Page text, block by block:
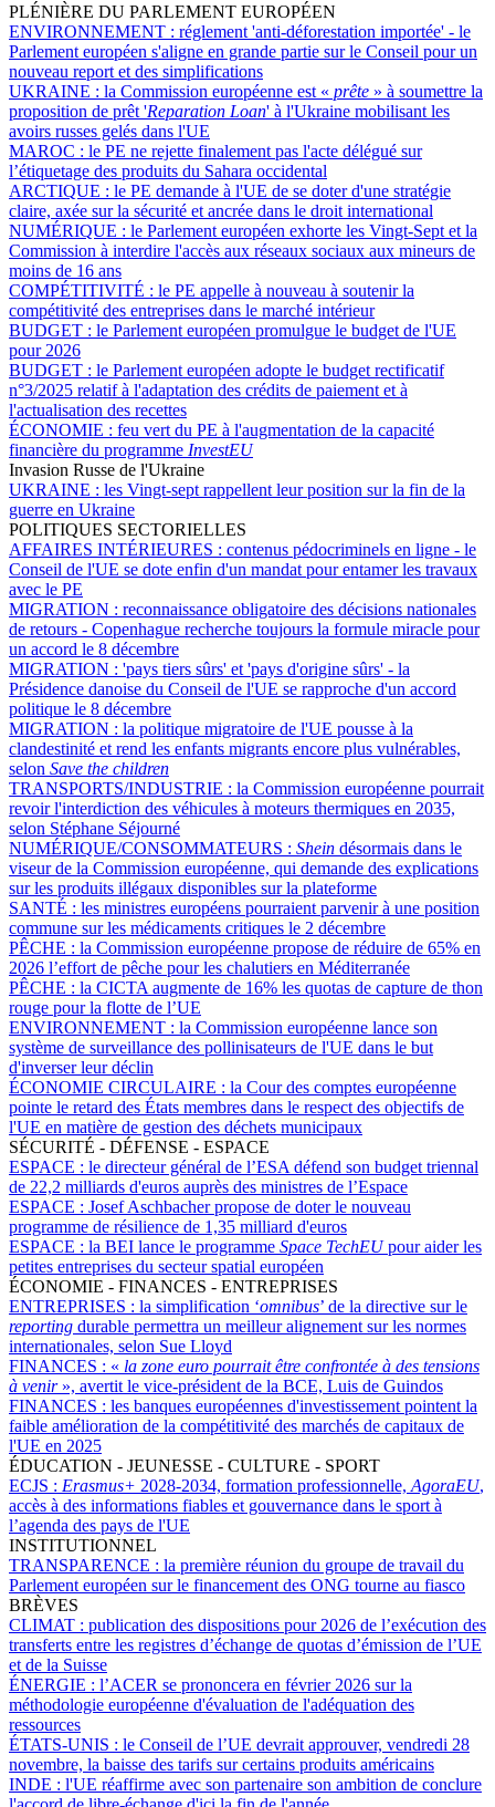
PLÉNIÈRE DU PARLEMENT EUROPÉEN
ENVIRONNEMENT : réglement 'anti-déforestation importée' - le
Parlement européen s'aligne en grande partie sur le Conseil pour un
nouveau report et des simplifications
UKRAINE : la Commission européenne est « prête » à soumettre la
proposition de prêt 'Reparation Loan' à l'Ukraine mobilisant les
avoirs russes gelés dans l'UE
MAROC : le PE ne rejette finalement pas l'acte délégué sur
l’étiquetage des produits du Sahara occidental
ARCTIQUE : le PE demande à l'UE de se doter d'une stratégie
claire, axée sur la sécurité et ancrée dans le droit international
NUMÉRIQUE : le Parlement européen exhorte les Vingt-Sept et la
Commission à interdire l'accès aux réseaux sociaux aux mineurs de
moins de 16 ans
COMPÉTITIVITÉ : le PE appelle à nouveau à soutenir la
compétitivité des entreprises dans le marché intérieur
BUDGET : le Parlement européen promulgue le budget de l'UE
pour 2026
BUDGET : le Parlement européen adopte le budget rectificatif
n°3/2025 relatif à l'adaptation des crédits de paiement et à
l'actualisation des recettes
ÉCONOMIE : feu vert du PE à l'augmentation de la capacité
financière du programme InvestEU
Invasion Russe de l'Ukraine
UKRAINE : les Vingt-sept rappellent leur position sur la fin de la
guerre en Ukraine
POLITIQUES SECTORIELLES
AFFAIRES INTÉRIEURES : contenus pédocriminels en ligne - le
Conseil de l'UE se dote enfin d'un mandat pour entamer les travaux
avec le PE
MIGRATION : reconnaissance obligatoire des décisions nationales
de retours - Copenhague recherche toujours la formule miracle pour
un accord le 8 décembre
MIGRATION : 'pays tiers sûrs' et 'pays d'origine sûrs' - la
Présidence danoise du Conseil de l'UE se rapproche d'un accord
politique le 8 décembre
MIGRATION : la politique migratoire de l'UE pousse à la
clandestinité et rend les enfants migrants encore plus vulnérables,
selon Save the children
TRANSPORTS/INDUSTRIE : la Commission européenne pourrait
revoir l'interdiction des véhicules à moteurs thermiques en 2035,
selon Stéphane Séjourné
NUMÉRIQUE/CONSOMMATEURS : Shein désormais dans le
viseur de la Commission européenne, qui demande des explications
sur les produits illégaux disponibles sur la plateforme
SANTÉ : les ministres européens pourraient parvenir à une position
commune sur les médicaments critiques le 2 décembre
PÊCHE : la Commission européenne propose de réduire de 65% en
2026 l’effort de pêche pour les chalutiers en Méditerranée
PÊCHE : la CICTA augmente de 16% les quotas de capture de thon
rouge pour la flotte de l’UE
ENVIRONNEMENT : la Commission européenne lance son
système de surveillance des pollinisateurs de l'UE dans le but
d'inverser leur déclin
ÉCONOMIE CIRCULAIRE : la Cour des comptes européenne
pointe le retard des États membres dans le respect des objectifs de
l'UE en matière de gestion des déchets municipaux
SÉCURITÉ - DÉFENSE - ESPACE
ESPACE : le directeur général de l’ESA défend son budget triennal
de 22,2 milliards d'euros auprès des ministres de l’Espace
ESPACE : Josef Aschbacher propose de doter le nouveau
programme de résilience de 1,35 milliard d'euros
ESPACE : la BEI lance le programme Space TechEUpour aider les
petites entreprises du secteur spatial européen
ÉCONOMIE - FINANCES - ENTREPRISES
ENTREPRISES : la simplification ‘omnibus’ de la directive sur le
reporting durable permettra un meilleur alignement sur les normes
internationales, selon Sue Lloyd
FINANCES : « la zone euro pourrait être confrontée à des tensions
à venir », avertit le vice-président de la BCE, Luis de Guindos
FINANCES : les banques européennes d'investissement pointent la
faible amélioration de la compétitivité des marchés de capitaux de
l'UE en 2025
ÉDUCATION - JEUNESSE - CULTURE - SPORT
ECJS : Erasmus+ 2028-2034, formation professionnelle, AgoraEU,
accès à des informations fiables et gouvernance dans le sport à
l’agenda des pays de l'UE
INSTITUTIONNEL
TRANSPARENCE : la première réunion du groupe de travail du
Parlement européen sur le financement des ONG tourne au fiasco
BRÈVES
CLIMAT : publication des dispositions pour 2026 de l’exécution des
transferts entre les registres d’échange de quotas d’émission de l’UE
et de la Suisse
ÉNERGIE : l’ACER se prononcera en février 2026 sur la
méthodologie européenne d'évaluation de l'adéquation des
ressources
ÉTATS-UNIS : le Conseil de l’UE devrait approuver, vendredi 28
novembre, la baisse des tarifs sur certains produits américains
INDE : l'UE réaffirme avec son partenaire son ambition de conclure